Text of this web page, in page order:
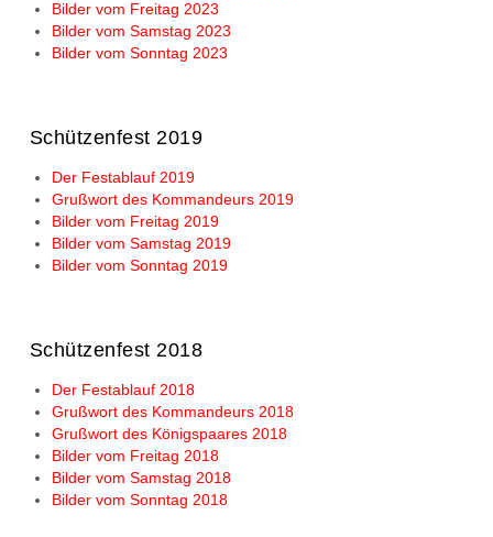
Bilder vom Freitag 2023
Bilder vom Samstag 2023
Bilder vom Sonntag 2023
Schützenfest 2019
Der Festablauf 2019
Grußwort des Kommandeurs 2019
Bilder vom Freitag 2019
Bilder vom Samstag 2019
Bilder vom Sonntag 2019
Schützenfest 2018
Der Festablauf 2018
Grußwort des Kommandeurs 2018
Grußwort des Königspaares 2018
Bilder vom Freitag 2018
Bilder vom Samstag 2018
Bilder vom Sonntag 2018